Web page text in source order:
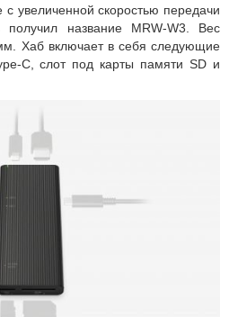
увеличенной скоростью передачи
получил название MRW-W3. Вес
Хаб включает в себя следующие
C, слот под карты памяти SD и